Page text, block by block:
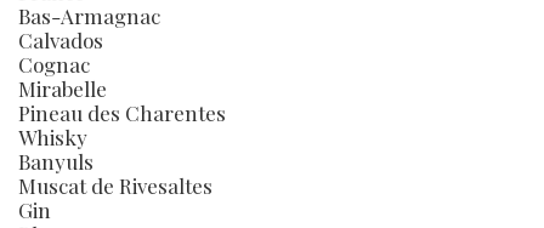
Bas-Armagnac
Calvados
Cognac
Mirabelle
Pineau des Charentes
Whisky
Banyuls
Muscat de Rivesaltes
Gin